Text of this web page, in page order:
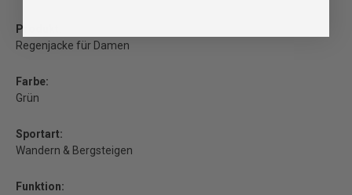
Produkt:
Regenjacke für Damen
Farbe:
Grün
Sportart:
Wandern & Bergsteigen
Funktion: